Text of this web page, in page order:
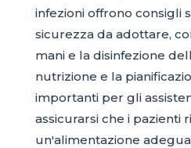
infezioni offrono consigli
sicurezza da adottare,
mani e la disinfezione
nutrizione e la
importanti per gli
assicurarsi che i pazienti
un'alimentazione